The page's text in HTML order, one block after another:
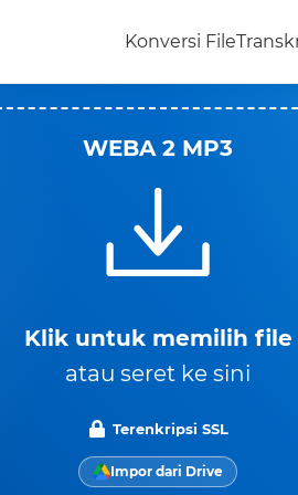
Konversi File
WEBA 2 MP3
Klik untuk memilih file
atau seret ke sini
Terenkripsi SSL
Impor dari Drive